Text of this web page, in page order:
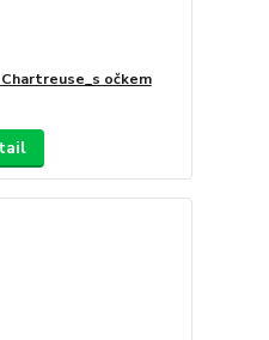
očkem